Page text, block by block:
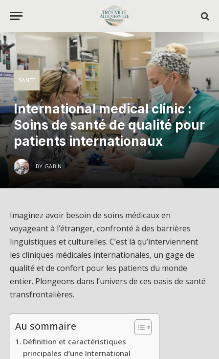
SANTÉ
International medical clinic :
Soins de santé de qualité pour
patients internationaux
BY GABIN
Imaginez avoir besoin de soins médicaux en
voyageant à l’étranger, confronté à des barrières
linguistiques et culturelles. C’est là qu’interviennent
les cliniques médicales internationales, un gage de
qualité et de confort pour les patients du monde
entier. Plongeons dans l’univers de ces oasis de santé
transfrontalières.
Au sommaire
Définition et caractéristiques
principales d’une International